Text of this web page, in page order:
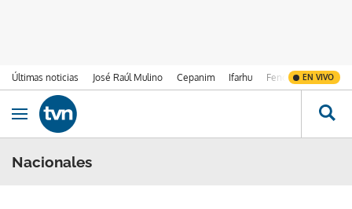
Últimas noticias José Raúl Mulino Cepanim Ifarhu Fenómeno de El
EN VIVO
Ir al contenido
Obrir navegació
Nacionales